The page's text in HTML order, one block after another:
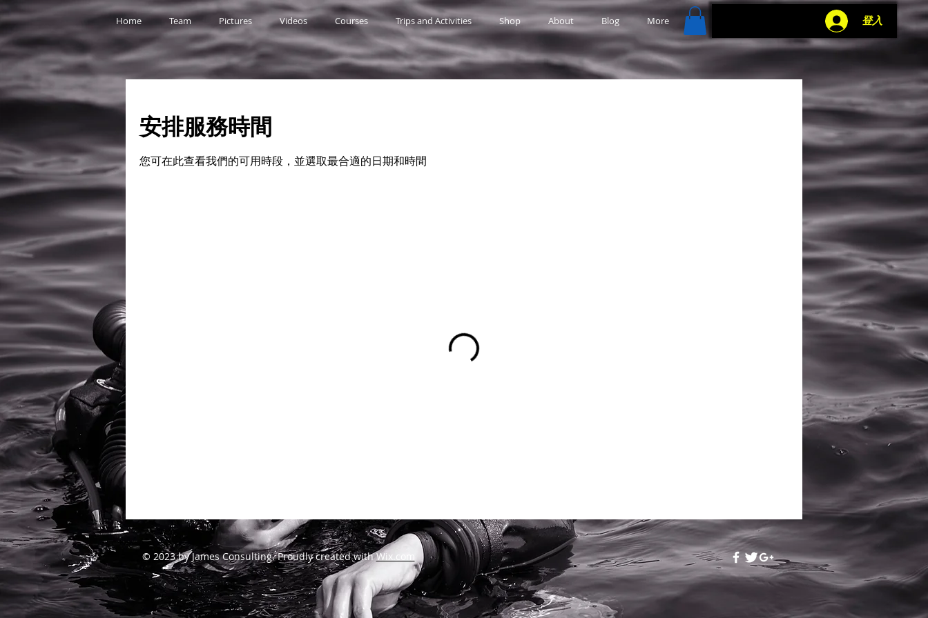
Home Team Pictures Videos Courses Trips and Activities Shop About Blog More 登入
安排服務時間
您可在此查看我們的可用時段，並選取最合適的日期和時間
© 2023 by James Consulting. Proudly created withWix.com